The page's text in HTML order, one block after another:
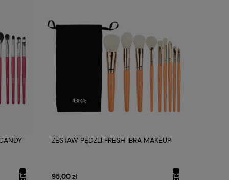
ZESTAW PĘDZLI FRESH IBRA MAKEUP
95,00 zł